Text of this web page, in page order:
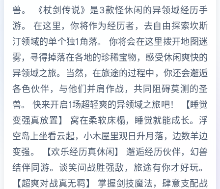
兽。 《杖剑传说》是3款怪休闲的异领域经历手
游。 在这里，你将作为经历者，去自由探索坎斯
汀领域的单个独1角落。 你将会在这里拨开地图迷
雾，寻得掉落在各地的珍稀宝物，感受休闲爽快的
异领域之旅。当然，在旅途的过程中，你还会邂逅
各色伙伴，与他们并肩作战，共同阻碍莫测的圣
兽。 快来开启1场超轻爽的异领域之旅吧！ 【睡觉
变强真放置】 窝在柔软床榻，睡觉就能成长。浮
空岛上坐看云起，小木屋里观日升月落，边数羊边
变强。 【欢乐经历真休闲】 邂逅经历伙伴，幻兽
结伴同游。谈笑间战胜强敌，旅途有你才好玩。
【超爽对战真无羁】 掌握剑技魔法，肆意支配战